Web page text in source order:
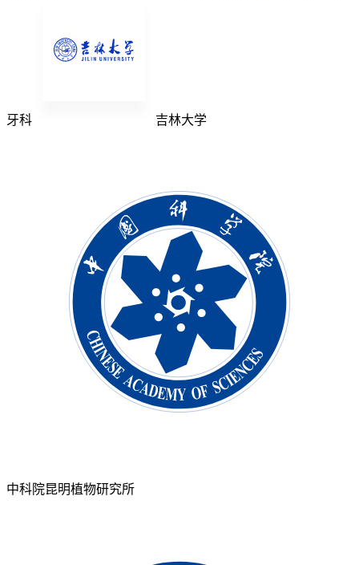
牙科 吉林大学
中科院昆明植物研究所